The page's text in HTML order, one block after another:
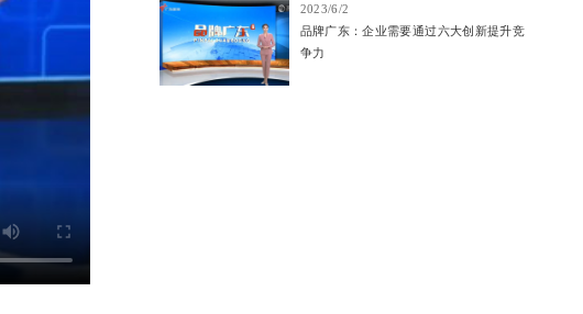
2023/6/2
品牌广东：企业需要通过六大创新提升竞
争力